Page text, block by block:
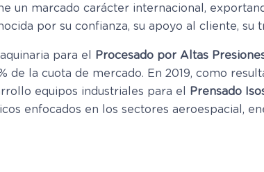
un marcado carácter internacional,
por su confianza, su apoyo al cliente, su
para el Procesado por Altas
la cuota de mercado. En 2019, como
equipos industriales para el
Prensado
enfocados en los sectores aeroespacial,